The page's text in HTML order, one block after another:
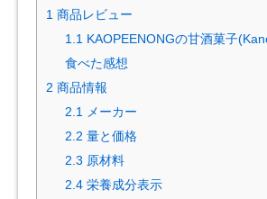
1 商品レビュー
1.1 KAOPEENONGの甘酒菓子
食べた感想
2 商品情報
2.1
メーカー
2.2 量と価格
2.3 原材料
2.4 栄養成分表示